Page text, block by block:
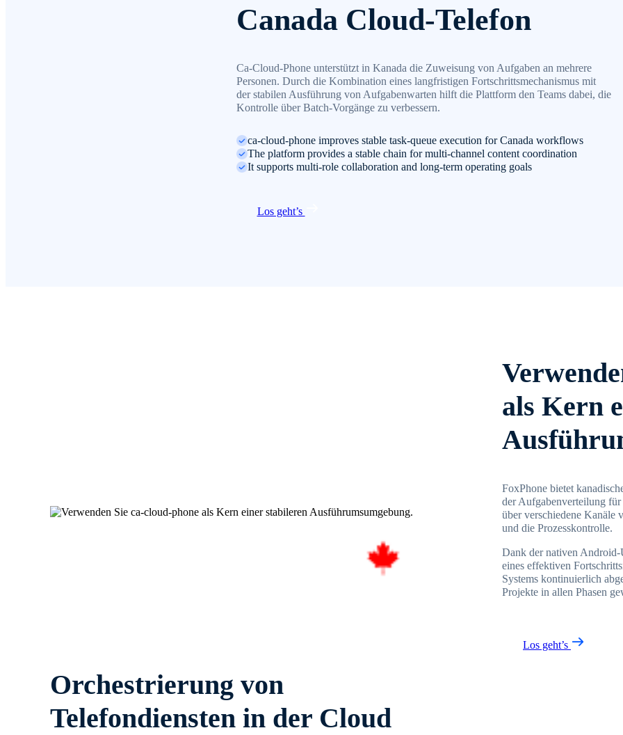
Canada Cloud-Telefon
Ca-Cloud-Phone unterstützt in Kanada die Zuweisung von Aufgaben an mehrere
Personen. Durch die Kombination eines langfristigen Fortschrittsmechanismus mit
der stabilen Ausführung von Aufgabenwarten hilft die Plattform den Teams dabei, die
Kontrolle über Batch-Vorgänge zu verbessern.
ca-cloud-phone improves stable task-queue execution for Canada workflows
The platform provides a stable chain for multi-channel content coordination
It supports multi-role collaboration and long-term operating goals
Los geht’s
als Kern
FoxPhone bietet
der Aufgabenverteilung
über verschiedene Kanäle
und die Prozesskontrolle.
Dank der nativen Android-
eines effektiven
Systems kontinuierlich
Projekte in allen Phasen
Los geht’s
Orchestrierung von
Telefondiensten in der Cloud